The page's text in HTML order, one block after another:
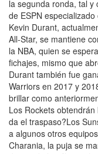
la segunda ronda, tal
de ESPN especializado
Kevin Durant,
All-Star, se mantiene
la NBA, quien se
fichajes, mismo que
Durant también fue
Warriors en 2017 y
brillar como
Los Rockets
da el traspaso?Los
a algunos otros
Charania, la puja se